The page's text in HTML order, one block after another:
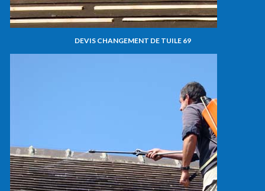
DEVIS CHANGEMENT DE TUILE 69